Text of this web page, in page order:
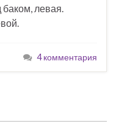
левая.
4 комментария